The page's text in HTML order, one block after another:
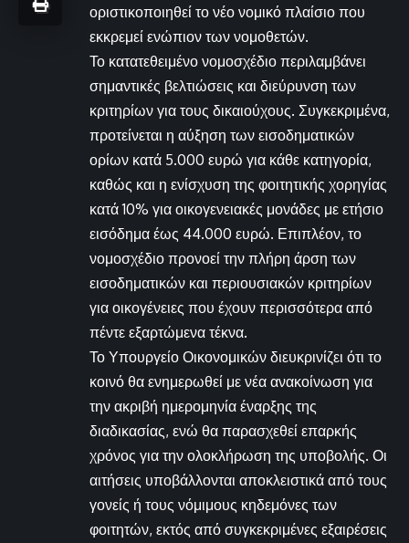
οριστικοποιηθεί το νέο νομικό πλαίσιο που
εκκρεμεί ενώπιον των νομοθετών.
Το κατατεθειμένο νομοσχέδιο περιλαμβάνει
σημαντικές βελτιώσεις και διεύρυνση των
κριτηρίων για τους δικαιούχους. Συγκεκριμένα,
προτείνεται η αύξηση των εισοδηματικών
ορίων κατά 5.000 ευρώ για κάθε κατηγορία,
καθώς και η ενίσχυση της φοιτητικής χορηγίας
κατά 10% για οικογενειακές μονάδες με ετήσιο
εισόδημα έως 44.000 ευρώ. Επιπλέον, το
νομοσχέδιο προνοεί την πλήρη άρση των
εισοδηματικών και περιουσιακών κριτηρίων
για οικογένειες που έχουν περισσότερα από
πέντε εξαρτώμενα τέκνα.
Το Υπουργείο Οικονομικών διευκρινίζει ότι το
κοινό θα ενημερωθεί με νέα ανακοίνωση για
την ακριβή ημερομηνία έναρξης της
διαδικασίας, ενώ θα παρασχεθεί επαρκής
χρόνος για την ολοκλήρωση της υποβολής. Οι
αιτήσεις υποβάλλονται αποκλειστικά από τους
γονείς ή τους νόμιμους κηδεμόνες των
φοιτητών, εκτός από συγκεκριμένες εξαιρέσεις